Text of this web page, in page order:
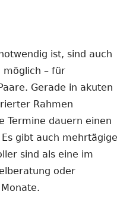
ist, sind auch
möglich – für
Gerade in akuten
Rahmen
Termine dauern einen
gibt auch mehrtägige
sind als eine im
oder